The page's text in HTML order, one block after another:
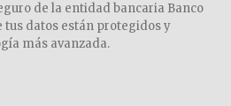
de la entidad bancaria Banco
tus datos están protegidos y
más avanzada.